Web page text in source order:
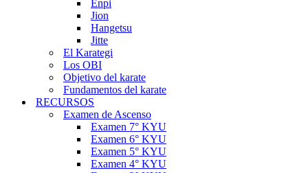
Enpi
Jion
Hangetsu
Jitte
El Karategi
Los OBI
Objetivo del karate
Fundamentos del karate
RECURSOS
Examen de Ascenso
Examen 7° KYU
Examen 6° KYU
Examen 5° KYU
Examen 4° KYU